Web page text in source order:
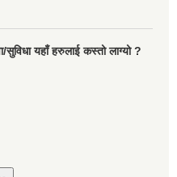
सुविधा यहाँ हरुलाई कस्तो लाग्यो ?